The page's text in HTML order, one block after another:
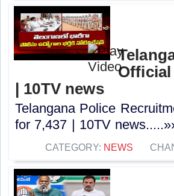
Official
| 10TV news
Telangana Police
for 7,437 | 10TV
CATEGORY: NEWS